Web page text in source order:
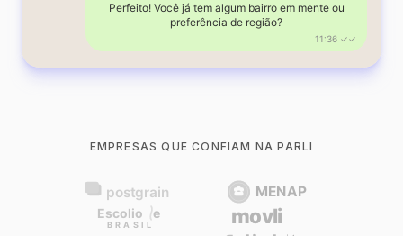
Perfeito! Você já tem algum bairro em mente ou
preferência de região?
11:36 ✓✓
EMPRESAS QUE CONFIAM NA PARLI